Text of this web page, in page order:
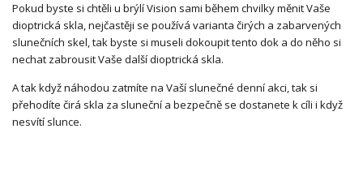
Pokud byste si chtěli u brýlí Vision sami během chvilky měnit Vaše
dioptrická skla, nejčastěji se používá varianta čirých a zabarvených
slunečních skel, tak byste si museli dokoupit tento dok a do něho si
nechat zabrousit Vaše další dioptrická skla.
A tak když náhodou zatmíte na Vaší slunečné denní akci, tak si
přehodíte čirá skla za sluneční a bezpečně se dostanete k cíli i když
nesvítí slunce.